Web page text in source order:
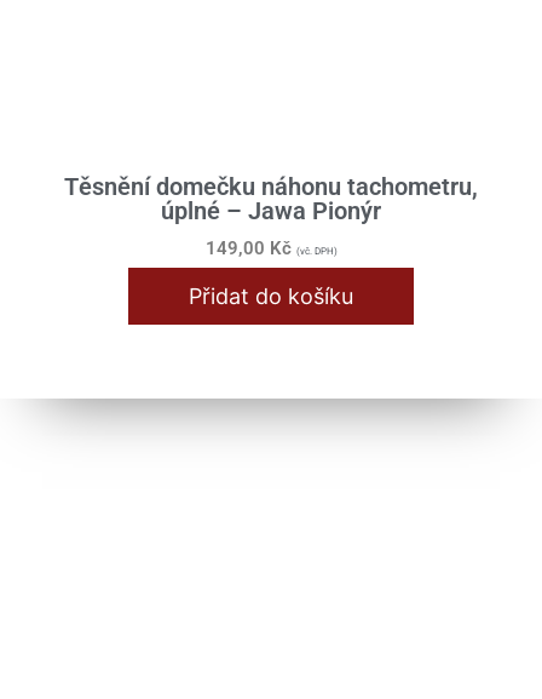
Těsnění domečku náhonu tachometru,
úplné – Jawa Pionýr
149,00 Kč (vč. DPH)
Přidat do košíku